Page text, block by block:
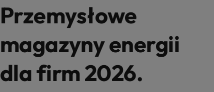
Przemysłowe
magazyny energii
dla firm 2026.